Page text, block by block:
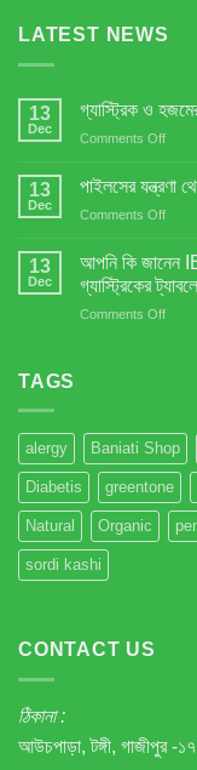
LATEST NEWS
13
Dec
গ্যাস্ট্রিক ও
Comments Offon
ও
13
Dec
পাইলসের যন্ত্রণা
Comments Offon
যন্ত্রণা
মুক্তি
–
13
Dec
আপনি কি জানেন
গ্যাস্ট্রিকের
Comments Offon
সংখ্যা
বৃদ্ধি
পাওয়ার
প্রধান
কারণ
এই
TAGS
alergy Baniati Shop
Diabetis greentone
Natural Organic
sordi kashi
CONTACT US
ঠিকানা :
আউচপাড়া, টঙ্গী, গাজীপুর -